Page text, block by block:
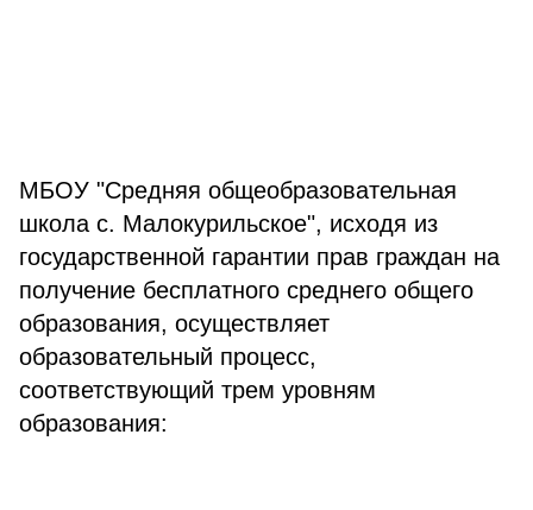
МБОУ "Средняя общеобразовательная
школа с. Малокурильское", исходя из
государственной гарантии прав граждан на
получение бесплатного среднего общего
образования, осуществляет
образовательный процесс,
соответствующий трем уровням
образования: